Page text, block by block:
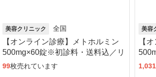
美容クリニック 全国
【オンライン診療】メトホルミン
500mg×60錠※初診料・送料込／リ
ピート可
99枚売れています
美容
【
料・
1,031